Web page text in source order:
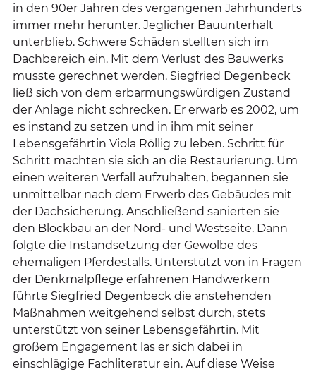
in den 90er Jahren des vergangenen Jahrhunderts
immer mehr herunter. Jeglicher Bauunterhalt
unterblieb. Schwere Schäden stellten sich im
Dachbereich ein. Mit dem Verlust des Bauwerks
musste gerechnet werden. Siegfried Degenbeck
ließ sich von dem erbarmungswürdigen Zustand
der Anlage nicht schrecken. Er erwarb es 2002, um
es instand zu setzen und in ihm mit seiner
Lebensgefährtin Viola Röllig zu leben. Schritt für
Schritt machten sie sich an die Restaurierung. Um
einen weiteren Verfall aufzuhalten, begannen sie
unmittelbar nach dem Erwerb des Gebäudes mit
der Dachsicherung. Anschließend sanierten sie
den Blockbau an der Nord- und Westseite. Dann
folgte die Instandsetzung der Gewölbe des
ehemaligen Pferdestalls. Unterstützt von in Fragen
der Denkmalpflege erfahrenen Handwerkern
führte Siegfried Degenbeck die anstehenden
Maßnahmen weitgehend selbst durch, stets
unterstützt von seiner Lebensgefährtin. Mit
großem Engagement las er sich dabei in
einschlägige Fachliteratur ein. Auf diese Weise